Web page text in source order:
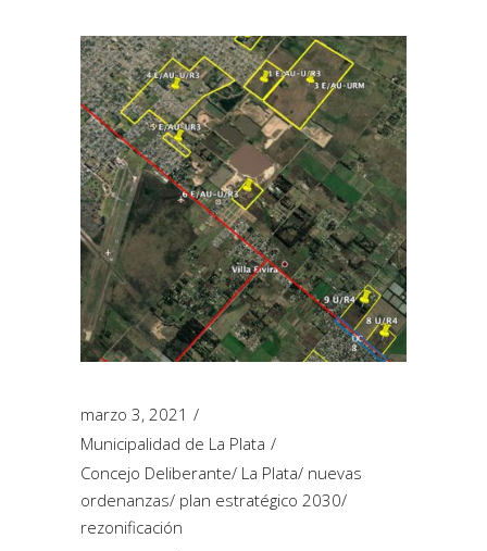
marzo 3, 2021
Municipalidad de La Plata
Concejo Deliberante/ La Plata/ nuevas
ordenanzas/ plan estratégico 2030/
rezonificación